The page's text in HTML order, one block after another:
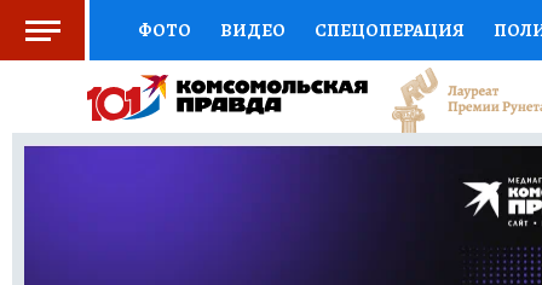
ФОТО ВИДЕО СПЕЦОПЕРАЦИЯ
СОЦПОДДЕРЖКА НАУКА СПЕЦПРОЕКТЫ
НАЦИОНАЛЬНЫЕ ПРОЕКТЫ РОССИИ
ПУТЕВОДИТЕЛЬ